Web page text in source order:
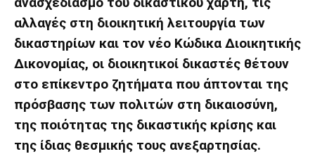
αλλαγές στη διοικητική λειτουργία των
δικαστηρίων και τον νέο Κώδικα Διοικητικής
Δικονομίας, οι διοικητικοί δικαστές θέτουν
στο επίκεντρο ζητήματα που άπτονται της
πρόσβασης των πολιτών στη δικαιοσύνη,
της ποιότητας της δικαστικής κρίσης και
της ίδιας θεσμικής τους ανεξαρτησίας.